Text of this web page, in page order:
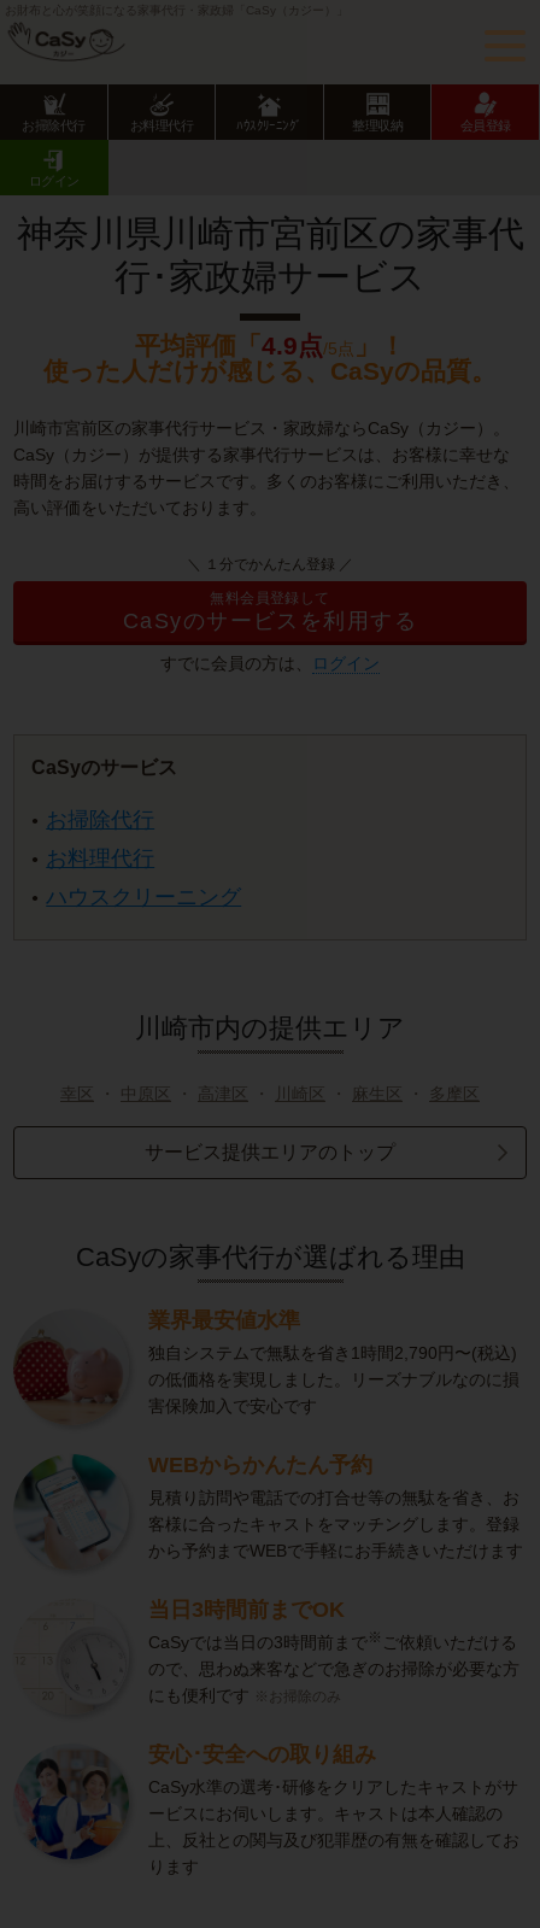
お財布と心が笑顔になる家事代行・家政婦「CaSy（カジー）」
お掃除代行 お料理代行 ﾊｳｽｸﾘｰﾆﾝｸﾞ 整理収納 会員登録
ログイン
CaSy TOP
宮前区の家事代行･家政婦サービス
神奈川県川崎市宮前区の家事代
行･家政婦サービス
平均評価「 4.9点/5点
」！
使った人だけが感じる、CaSyの品質。
川崎市宮前区の家事代行サービス・家政婦ならCaSy（カジー）。
CaSy（カジー）が提供する家事代行サービスは、お客様に幸せな
時間をお届けするサービスです。多くのお客様にご利用いただき、
高い評価をいただいております。
＼ １分でかんたん登録 ／
無料会員登録して
CaSyのサービスを利用する
すでに会員の方は、 ログイン
CaSyのサービス
お掃除代行
お料理代行
ハウスクリーニング
川崎市内の提供エリア
幸区 ・ 中原区 ・ 高津区 ・ 川崎区 ・ 麻生区 ・ 多摩区
サービス提供エリアのトップ
CaSyの家事代行が選ばれる理由
業界最安値水準
独自システムで無駄を省き1時間2,790円〜(税込)
の低価格を実現しました。リーズナブルなのに損
害保険加入で安心です
WEBからかんたん予約
見積り訪問や電話での打合せ等の無駄を省き、お
客様に合ったキャストをマッチングします。登録
から予約までWEBで手軽にお手続きいただけます
当日3時間前までOK
CaSyでは当日の3時間前まで※ ご依頼いただける
ので、思わぬ来客などで急ぎのお掃除が必要な方
にも便利です ※お掃除のみ
安心･安全への取り組み
CaSy水準の選考･研修をクリアしたキャストがサ
ービスにお伺いします。キャストは本人確認の
上、反社との関与及び犯罪歴の有無を確認してお
ります